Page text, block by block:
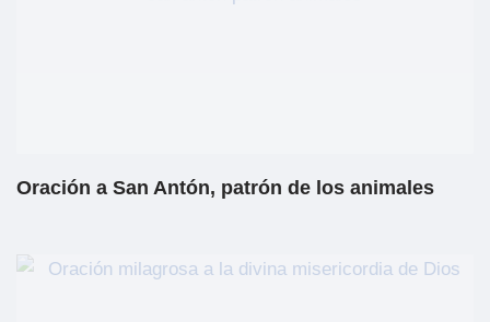
Oración a San Antón, patrón de los animales